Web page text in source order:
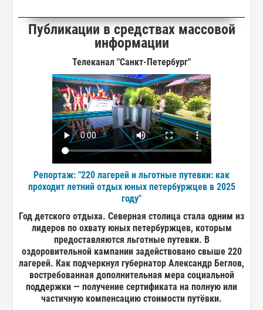
Публикации в средствах массовой
информации
Телеканал "Санкт-Петербург"
Репортаж: "220 лагерей и льготные путевки: как
проходит летний отдых юных петербуржцев в 2025
году"
Год детского отдыха. Северная столица стала одним из
лидеров по охвату юных петербуржцев, которым
предоставляются льготные путевки. В
оздоровительной кампании задействовано свыше 220
лагерей. Как подчеркнул губернатор Александр Беглов,
востребованная дополнительная мера социальной
поддержки — получение сертификата на полную или
частичную компенсацию стоимости путёвки.